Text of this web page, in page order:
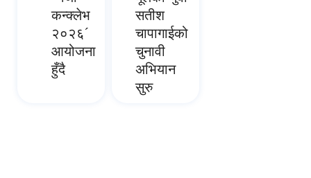
कन्क्लेभ
२०२६´
आयोजना
हुँदै
सतीश
चापागाईको
चुनावी
अभियान
सुरु